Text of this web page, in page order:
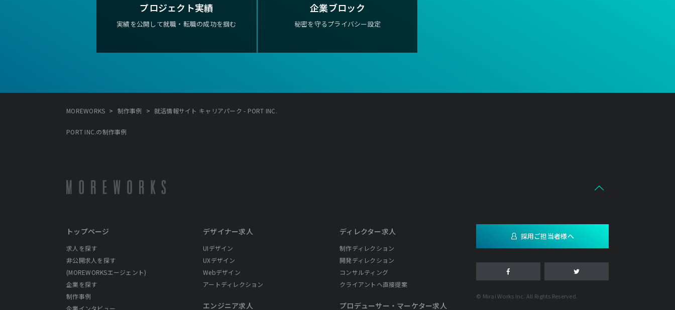
プロジェクト実績
実績を公開して就職・転職の成功を掴む
企業ブロック
秘密を守るプライバシー設定
MOREWORKS > 制作事例 > 就活情報サイト キャリアパーク - PORT INC.
PORT INC.の制作事例
トップページ
求人を探す
非公開求人を探す
(MOREWORKSエージェント)
企業を探す
制作事例
企業インタビュー
デザイナー求人
UIデザイン
UXデザイン
Webデザイン
アートディレクション
エンジニア求人
ディレクター求人
制作ディレクション
開発ディレクション
コンサルティング
クライアントへ直接提案
プロデューサー・ マーケター求人
採用ご担当者様へ
© Mirai Works Inc. All Rights Reserved.